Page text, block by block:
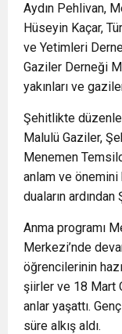
Aydın Pehlivan,
Hüseyin Kaçar,
ve Yetimleri
Gaziler Derneği
yakınları ve
Şehitlikte
Malulü Gaziler,
Menemen
anlam ve önemini
duaların
Anma programı
Merkezi’nde
öğrencilerinin
şiirler ve 18 Mart
anlar yaşattı.
süre alkış aldı.